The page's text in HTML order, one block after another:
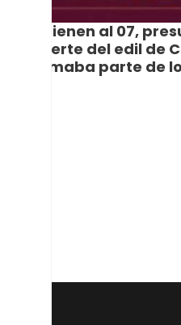
Detienen al 07,
muerte del edil de
formaba parte de